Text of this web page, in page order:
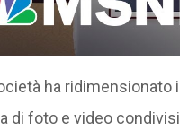
ha
di foto e video